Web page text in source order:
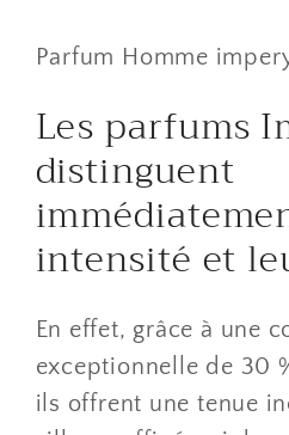
Parfum Homme
Les parfums
distinguent
intensité et
En effet, grâce à une
exceptionnelle de 30
ils offrent une tenue